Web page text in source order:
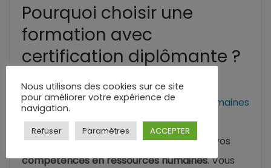
Pourquoi choisir une
formation avec
certification diplômante ?
Intégrer uneformation en ressources humaines
certifiante présente plusieurs avantages.
Premièrement, elle valide officiellement vos
compétences en ressources humaines. Vous
Nous utilisons des cookies sur ce site
pour améliorer votre expérience de
navigation.
Refuser Paramètres ACCEPTER